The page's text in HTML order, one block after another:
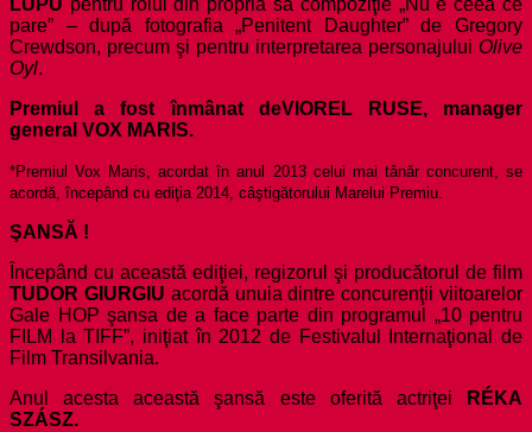
LUPU pentru rolul din propria sa compoziţie „Nu e ceea ce
pare” – după fotografia „Penitent Daughter” de Gregory
Crewdson, precum şi pentru interpretarea personajului Olive
Oyl.
Premiul a fost înmânat deVIOREL RUSE, manager
general VOX MARIS.
*Premiul Vox Maris, acordat în anul 2013 celui mai tânăr concurent, se
acordă, începând cu ediţia 2014, câştigătorului Marelui Premiu.
ŞANSĂ !
Începând cu această ediţiei, regizorul şi producătorul de film
TUDOR GIURGIU acordă unuia dintre concurenţii viitoarelor
Gale HOP şansa de a face parte din programul „10 pentru
FILM la TIFF”, iniţiat în 2012 de Festivalul Internaţional de
Film Transilvania.
Anul acesta această şansă este oferită actriţei
RÉKA
SZÁSZ.